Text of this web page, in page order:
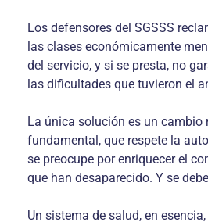
Los defensores del SGSSS
las clases económicamente
del servicio, y si se presta, no
las dificultades que tuvieron el
La única solución es un cambio
fundamental, que respete la
se preocupe por enriquecer el
que han desaparecido. Y se
Un sistema de salud, en